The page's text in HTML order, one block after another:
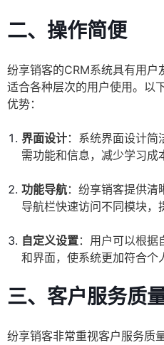
二、操作简便
纷享销客的CRM系统具有用户
适合各种层次的用户使用。以
优势：
界面设计：系统界面设计
需功能和信息，减少学习成
功能导航：纷享销客提供清
导航栏快速访问不同模块，
自定义设置：用户可以根据
和界面，使系统更加符合个
三、客户服务质
纷享销客非常重视客户服务质